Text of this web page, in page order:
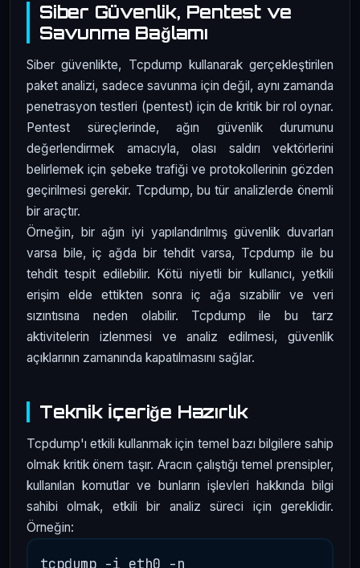
Siber Güvenlik, Pentest ve
Savunma Bağlamı
Siber güvenlikte, Tcpdump kullanarak gerçekleştirilen
paket analizi, sadece savunma için değil, aynı zamanda
penetrasyon testleri (pentest) için de kritik bir rol oynar.
Pentest süreçlerinde, ağın güvenlik durumunu
değerlendirmek amacıyla, olası saldırı vektörlerini
belirlemek için şebeke trafiği ve protokollerinin gözden
geçirilmesi gerekir. Tcpdump, bu tür analizlerde önemli
bir araçtır.
Örneğin, bir ağın iyi yapılandırılmış güvenlik duvarları
varsa bile, iç ağda bir tehdit varsa, Tcpdump ile bu
tehdit tespit edilebilir. Kötü niyetli bir kullanıcı, yetkili
erişim elde ettikten sonra iç ağa sızabilir ve veri
sızıntısına neden olabilir. Tcpdump ile bu tarz
aktivitelerin izlenmesi ve analiz edilmesi, güvenlik
açıklarının zamanında kapatılmasını sağlar.
Teknik İçeriğe Hazırlık
Tcpdump'ı etkili kullanmak için temel bazı bilgilere sahip
olmak kritik önem taşır. Aracın çalıştığı temel prensipler,
kullanılan komutlar ve bunların işlevleri hakkında bilgi
sahibi olmak, etkili bir analiz süreci için gereklidir.
Örneğin: